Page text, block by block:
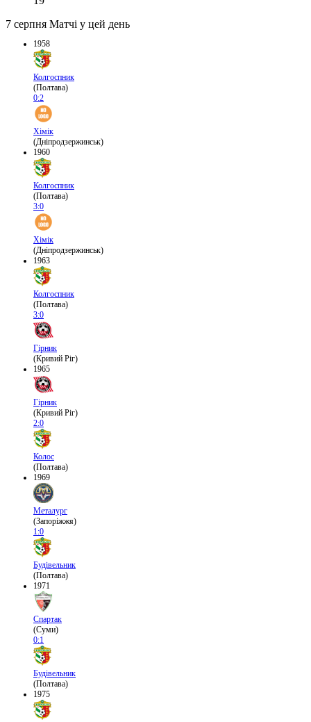
7 серпня Матчі у цей день
1958
Колгоспник
(Полтава)
0:2
Хімік
(Дніпродзержинськ)
1960
Колгоспник
(Полтава)
3:0
Хімік
(Дніпродзержинськ)
1963
Колгоспник
(Полтава)
3:0
Гірник
(Кривий Ріг)
1965
Гірник
(Кривий Ріг)
2:0
Колос
(Полтава)
1969
Металург
(Запоріжжя)
1:0
Будівельник
(Полтава)
1971
Спартак
(Суми)
0:1
Будівельник
(Полтава)
1975